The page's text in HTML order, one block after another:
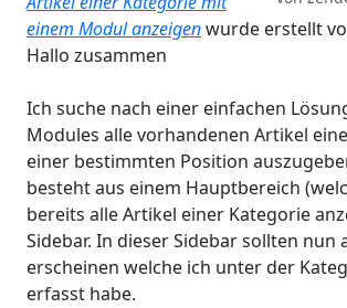
einem Modul anzeigenwurde erstellt
Hallo zusammen
Ich suche nach einer einfachen
Modules alle vorhandenen Artikel
einer bestimmten Position
besteht aus einem Hauptbereich
bereits alle Artikel einer Kategorie
Sidebar. In dieser Sidebar sollten nun
erscheinen welche ich unter der
erfasst habe.